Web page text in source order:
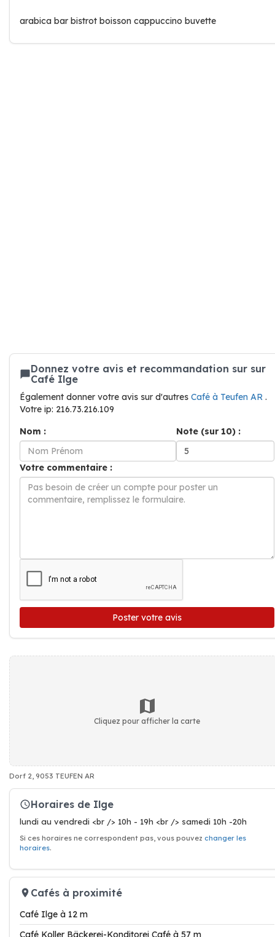
arabica bar bistrot boisson cappuccino buvette
Donnez votre avis et recommandation sur sur
Café Ilge
Également donner votre avis sur d'autres Café à Teufen AR .
Votre ip: 216.73.216.109
Nom :
Note (sur 10) :
Votre commentaire :
Poster votre avis
Cliquez pour afficher la carte
Dorf 2, 9053 TEUFEN AR
Horaires de Ilge
lundi au vendredi <br /> 10h - 19h <br /> samedi 10h -20h
Si ces horaires ne correspondent pas, vous pouvez changer les
horaires.
Cafés à proximité
Café Ilge à 12 m
Café Koller Bäckerei-Konditorei Café à 57 m